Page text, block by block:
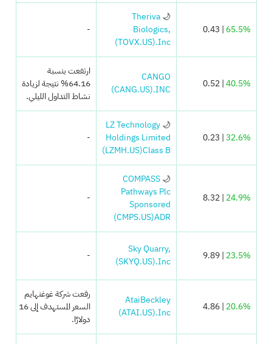
65.5%
| 0.43
🌙
Theriva
Biologics,
Inc.
(TOVX.US)
-
40.5%
| 0.52
CANGO
INC.
(CANG.US)
ارتفعت بنسبة
64.16% نتيجة لزيادة
نشاط التداول الليلي.
32.6%
| 0.23
🌙
LZ Technology
Holdings Limited
Class B
(LZMH.US)
-
24.9%
| 8.32
🌙
COMPASS
Pathways Plc
Sponsored
ADR
(CMPS.US)
-
23.5%
| 9.89
Sky Quarry,
Inc.
(SKYQ.US)
-
20.6%
| 4.86
AtaiBeckley
Inc.
(ATAI.US)
رفعت شركة غوغنهايم
السعر المستهدف إلى 16
دولارًا.